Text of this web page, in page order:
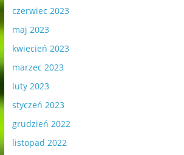
czerwiec 2023
maj 2023
kwiecień 2023
marzec 2023
luty 2023
styczeń 2023
grudzień 2022
listopad 2022